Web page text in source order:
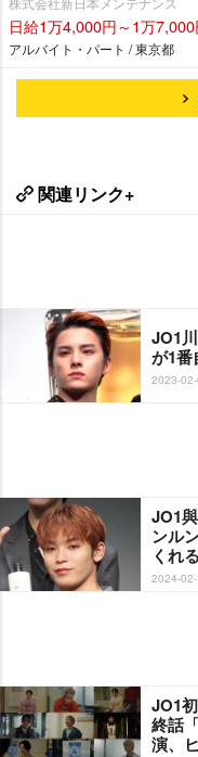
日給1万4,000円～1万7,000
アルバイト・パート / 東京都
関連リンク+
JO1
が1
2023-02-
JO1
ンル
くれ
2024-
JO1
終話
演、